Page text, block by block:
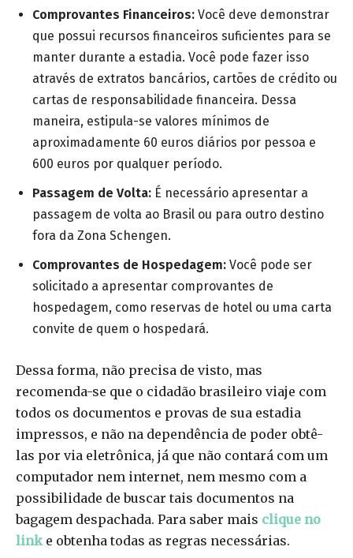
Comprovantes Financeiros: Você deve demonstrar
que possui recursos financeiros suficientes para se
manter durante a estadia. Você pode fazer isso
através de extratos bancários, cartões de crédito ou
cartas de responsabilidade financeira. Dessa
maneira, estipula-se valores mínimos de
aproximadamente 60 euros diários por pessoa e
600 euros por qualquer período.
Passagem de Volta: É necessário apresentar a
passagem de volta ao Brasil ou para outro destino
fora da Zona Schengen.
Comprovantes de Hospedagem: Você pode ser
solicitado a apresentar comprovantes de
hospedagem, como reservas de hotel ou uma carta
convite de quem o hospedará.
Dessa forma, não precisa de visto, mas
recomenda-se que o cidadão brasileiro viaje com
todos os documentos e provas de sua estadia
impressos, e não na dependência de poder obtê-
las por via eletrônica, já que não contará com um
computador nem internet, nem mesmo com a
possibilidade de buscar tais documentos na
bagagem despachada. Para saber mais clique no
link e obtenha todas as regras necessárias.